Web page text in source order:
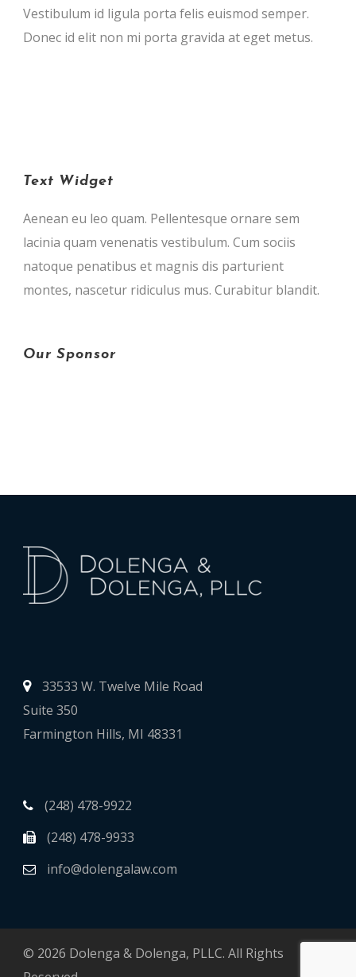
Vestibulum id ligula porta felis euismod semper.
Donec id elit non mi porta gravida at eget metus.
Text Widget
Aenean eu leo quam. Pellentesque ornare sem
lacinia quam venenatis vestibulum. Cum sociis
natoque penatibus et magnis dis parturient
montes, nascetur ridiculus mus. Curabitur blandit.
Our Sponsor
33533 W. Twelve Mile Road
Suite 350
Farmington Hills, MI 48331
(248) 478-9922
(248) 478-9933
info@dolengalaw.com
© 2026 Dolenga & Dolenga, PLLC. All Rights